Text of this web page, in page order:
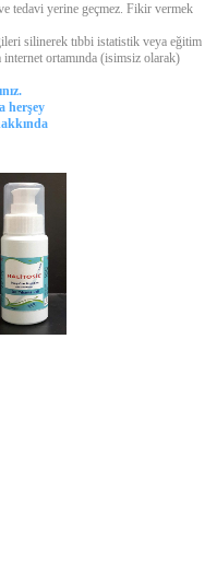
tedavi yerine geçmez. Fikir vermek
silinerek tıbbi istatistik veya eğitim
ortamında (isimsiz olarak)
herşey